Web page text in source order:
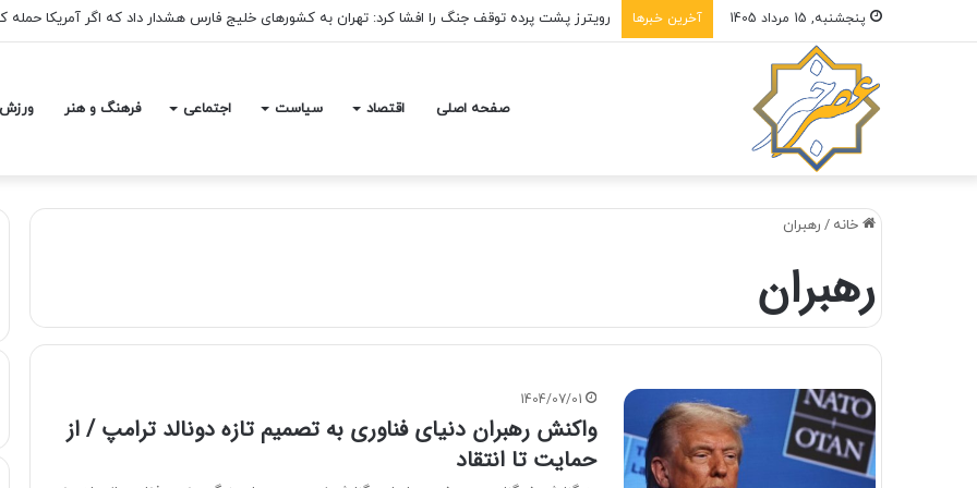
پنجشنبه, 15 مرداد 1405 آخرین خبرها ببینید | آخرین خبر معاون وزارت نیرو درباره تغییرات در قبوض برق
صفحه اصلی اقتصاد سیاست اجتماعی فرهنگ و هنر ورزش
خانه / رهبران
رهبران
1404/07/01
واکنش رهبران دنیای فناوری به تصمیم تازه دونالد ترامپ / از
حمایت تا انتقاد